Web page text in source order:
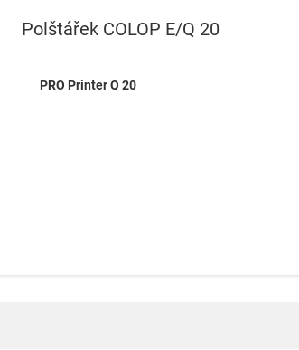
Polštářek COLOP E/Q 20
PRO Printer Q 20